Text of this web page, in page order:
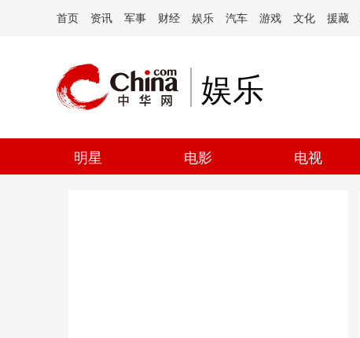
首页 资讯 军事 财经 娱乐 汽车 游戏 文化 援藏
娱乐
明星 电影 电视